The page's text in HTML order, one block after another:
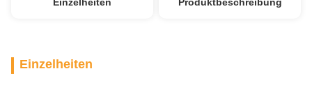
Einzelheiten